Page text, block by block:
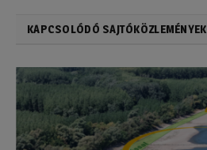
KAPCSOLÓDÓ SAJTÓKÖZLEMÉNYEK